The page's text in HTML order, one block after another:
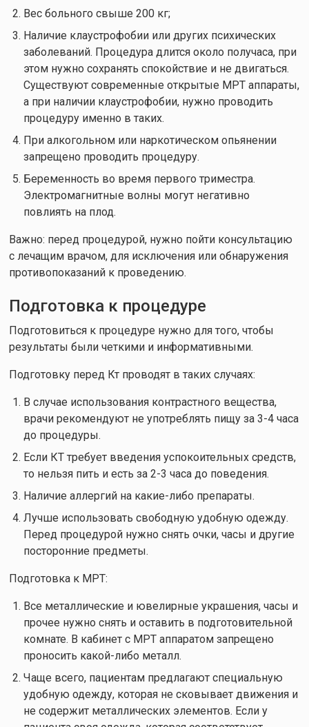
Вес больного свыше 200 кг;
Наличие клаустрофобии или других психических
заболеваний. Процедура длится около получаса, при
этом нужно сохранять спокойствие и не двигаться.
Существуют современные открытые МРТ аппараты,
а при наличии клаустрофобии, нужно проводить
процедуру именно в таких.
При алкогольном или наркотическом опьянении
запрещено проводить процедуру.
Беременность во время первого триместра.
Электромагнитные волны могут негативно
повлиять на плод.
Важно: перед процедурой, нужно пойти консультацию
с лечащим врачом, для исключения или обнаружения
противопоказаний к проведению.
Подготовка к процедуре
Подготовиться к процедуре нужно для того, чтобы
результаты были четкими и информативными.
Подготовку перед Кт проводят в таких случаях:
В случае использования контрастного вещества,
врачи рекомендуют не употреблять пищу за 3-4 часа
до процедуры.
Если КТ требует введения успокоительных средств,
то нельзя пить и есть за 2-3 часа до поведения.
Наличие аллергий на какие-либо препараты.
Лучше использовать свободную удобную одежду.
Перед процедурой нужно снять очки, часы и другие
посторонние предметы.
Подготовка к МРТ:
Все металлические и ювелирные украшения, часы и
прочее нужно снять и оставить в подготовительной
комнате. В кабинет с МРТ аппаратом запрещено
проносить какой-либо металл.
Чаще всего, пациентам предлагают специальную
удобную одежду, которая не сковывает движения и
не содержит металлических элементов. Если у